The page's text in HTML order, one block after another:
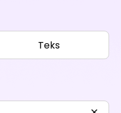
Teks